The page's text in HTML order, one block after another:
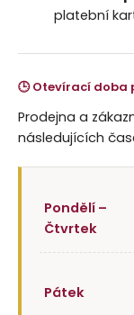
platební
🕒 Otevírací doba
Prodejna a
následujících
Pondělí –
Čtvrtek
Pátek
e
m
e